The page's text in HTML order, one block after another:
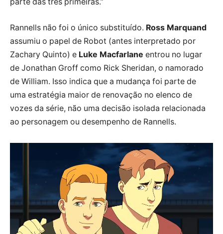
Rannells não foi o único substituído. Ross Marquand
assumiu o papel de Robot (antes interpretado por
Zachary Quinto) e Luke Macfarlane entrou no lugar
de Jonathan Groff como Rick Sheridan, o namorado
de William. Isso indica que a mudança foi parte de
uma estratégia maior de renovação no elenco de
vozes da série, não uma decisão isolada relacionada
ao personagem ou desempenho de Rannells.